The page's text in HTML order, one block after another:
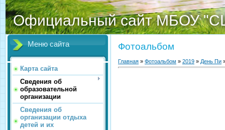
Официальный сайт МБОУ
Меню сайта
Карта сайта
Сведения об
образовательной
организации
Сведения об
организации отдыха
детей и их
Фотоальбом
Главная » Фотоальбом » 2019 » День Пи